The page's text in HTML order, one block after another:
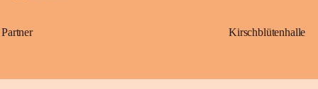
Partner Kirschblütenhalle